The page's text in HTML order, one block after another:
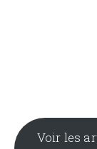
Voir les